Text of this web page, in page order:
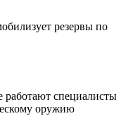
резервы по
работают специалисты
оружию